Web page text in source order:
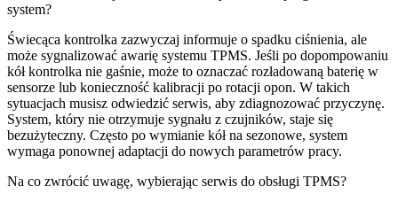
system?
Świecąca kontrolka zazwyczaj informuje o spadku ciśnienia, ale
może sygnalizować awarię systemu TPMS. Jeśli po dopompowaniu
kół kontrolka nie gaśnie, może to oznaczać rozładowaną baterię w
sensorze lub konieczność kalibracji po rotacji opon. W takich
sytuacjach musisz odwiedzić serwis, aby zdiagnozować przyczynę.
System, który nie otrzymuje sygnału z czujników, staje się
bezużyteczny. Często po wymianie kół na sezonowe, system
wymaga ponownej adaptacji do nowych parametrów pracy.
Na co zwrócić uwagę, wybierając serwis do obsługi TPMS?